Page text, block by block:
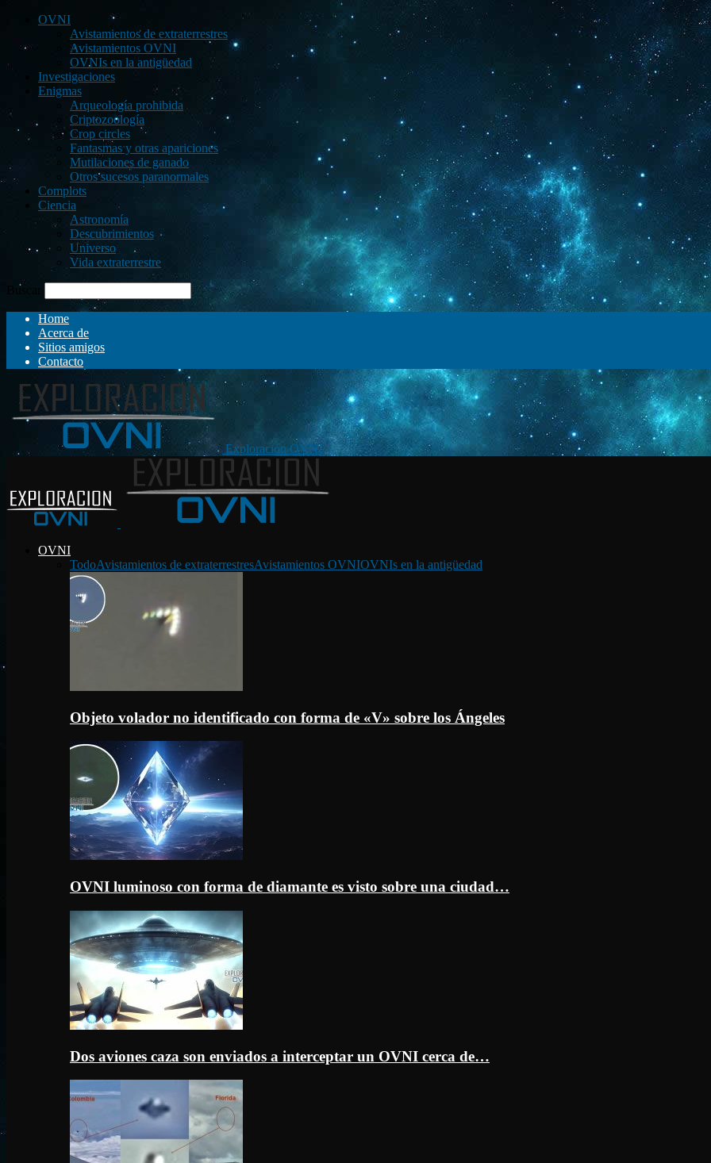
OVNI
Avistamientos de extraterrestres
Avistamientos OVNI
OVNIs en la antigüedad
Investigaciones
Enigmas
Arqueología prohibida
Criptozoología
Crop circles
Fantasmas y otras apariciones
Mutilaciones de ganado
Otros sucesos paranormales
Complots
Ciencia
Astronomía
Descubrimientos
Universo
Vida extraterrestre
Buscar
Home
Acerca de
Sitios amigos
Contacto
Exploración OVNI
OVNI
TodoAvistamientos de extraterrestresAvistamientos OVNIOVNIs en la antigüedad
Objeto volador no identificado con forma de «V» sobre los Ángeles
OVNI luminoso con forma de diamante es visto sobre una ciudad…
Dos aviones caza son enviados a interceptar un OVNI cerca de…